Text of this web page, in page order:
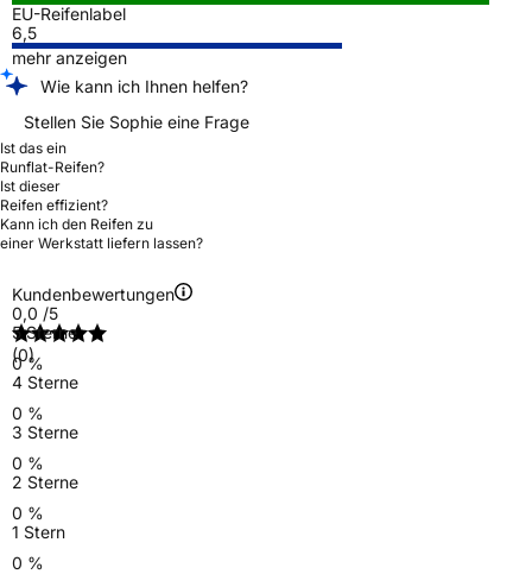
EU-Reifenlabel
6,5
mehr anzeigen
Wie kann ich Ihnen helfen?
Stellen Sie Sophie eine Frage
Ist das ein
Runflat-Reifen?
Ist dieser
Reifen effizient?
Kann ich den Reifen zu
einer Werkstatt liefern lassen?
Kundenbewertungen
0,0 /5
(0)
5 Sterne
0 %
4 Sterne
0 %
3 Sterne
0 %
2 Sterne
0 %
1 Stern
0 %